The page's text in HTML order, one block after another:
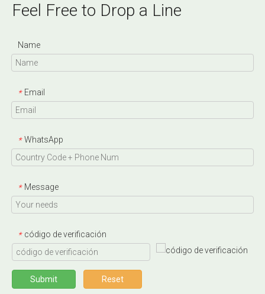
Feel Free to Drop a Line
Name
* Email
* WhatsApp
* Message
* código de verificación
Submit Reset